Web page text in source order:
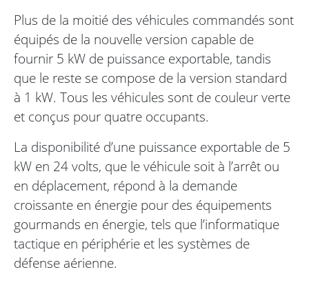
Plus de la moitié des véhicules commandés sont
équipés de la nouvelle version capable de
fournir 5 kW de puissance exportable, tandis
que le reste se compose de la version standard
à 1 kW. Tous les véhicules sont de couleur verte
et conçus pour quatre occupants.
La disponibilité d’une puissance exportable de 5
kW en 24 volts, que le véhicule soit à l’arrêt ou
en déplacement, répond à la demande
croissante en énergie pour des équipements
gourmands en énergie, tels que l’informatique
tactique en périphérie et les systèmes de
défense aérienne.